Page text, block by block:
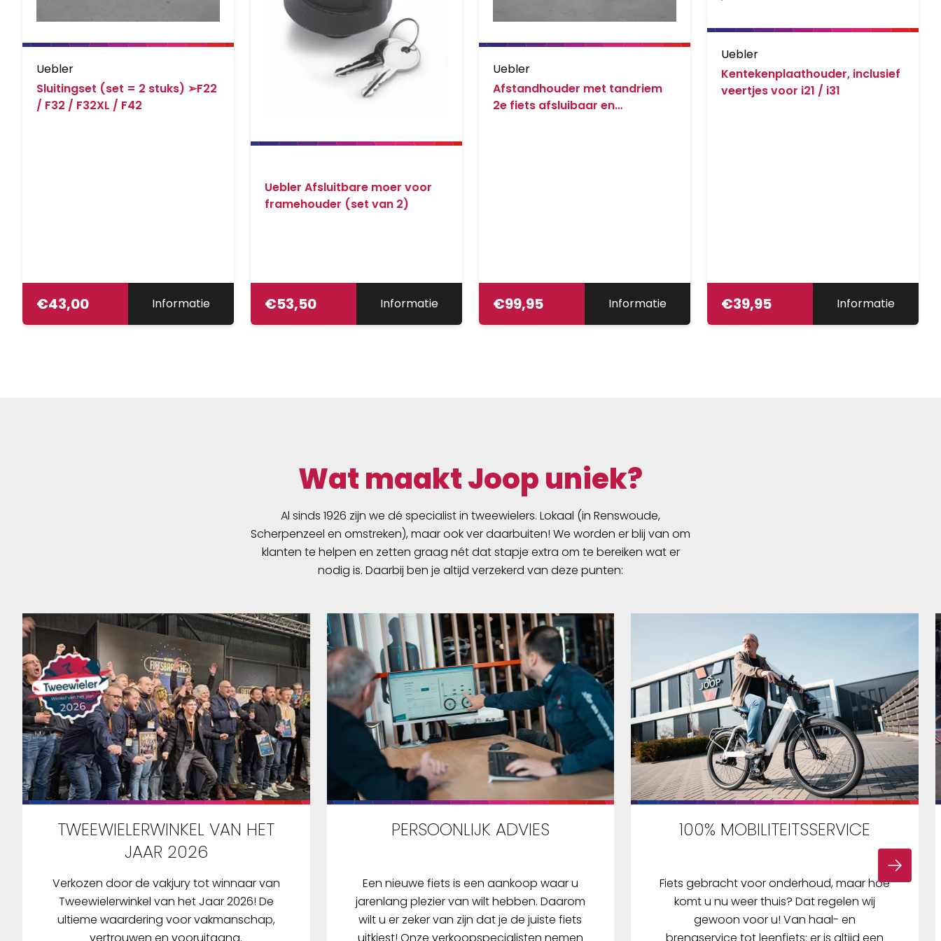
Uebler
Sluitingset (set = 2 stuks) ➢F22
/ F32 / F32XL / F42
€43,00 Informatie
Uebler Afsluitbare moer voor
framehouder (set van 2)
€53,50 Informatie
Uebler
Afstandhouder met tandriem
2e fiets afsluibaar en
€99,95 Informatie
Uebler
Kentekenplaathouder, inclusief
veertjes voor i21 / i31
€39,95 Informatie
Wat maakt Joop uniek?
Al sinds 1926 zijn we dé specialist in tweewielers. Lokaal (in Renswoude,
Scherpenzeel en omstreken), maar ook ver daarbuiten! We worden er blij van om
klanten te helpen en zetten graag nét dat stapje extra om te bereiken wat er
nodig is. Daarbij ben je altijd verzekerd van deze punten:
TWEEWIELERWINKEL VAN HET
JAAR 2026
Verkozen door de vakjury tot winnaar van
Tweewielerwinkel van het Jaar 2026! De
ultieme waardering voor vakmanschap,
PERSOONLIJK ADVIES
Een nieuwe fiets is een aankoop waar u
jarenlang plezier van wilt hebben. Daarom
wilt u er zeker van zijn dat je de juiste fiets
100% MOBILITEITSSERVICE
Fiets gebracht voor onderhoud, maar hoe
komt u nu weer thuis? Dat regelen wij
gewoon voor u! Van haal- en